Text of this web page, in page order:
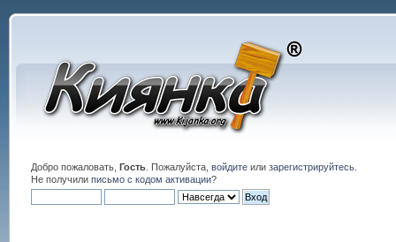
Добро пожаловать, Гость. Пожалуйста, войдитеили зарегистрируйтесь.
Не получили письмо с кодом активации?